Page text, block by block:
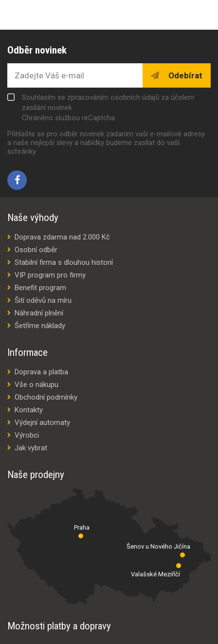
Odběr novinek
Odebírat
Souhlasím se zpracováním osobních údajů za účelem
zasílání novinek
Chráněno službou reCaptcha
Přihlašte se pro odběr novinek zadaním vaší e-mailové adresy
a naše nejlepší slevy a nabídky budeme zasílat do vaší
schránky.
Naše výhody
Doprava zdarma nad 2.000 Kč
Osobní odběr
Stabilní firma s dlouhou historií
VIP program pro firmy
Benefit program
Šití oděvů na míru
Náhradní plnění
Šetříme náklady
Informace
Doprava a platba
Vše o nákupu
Obchodní podmínky
Kontakty
Výdejní automaty
Výrobci
Jak vybrat
Naše prodejny
Praha
Valašské Meziříčí
Šenov u Nového Jičína
Možnosti platby a dopravy